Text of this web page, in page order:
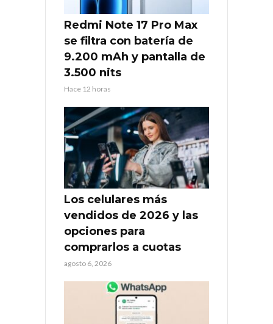
Redmi Note 17 Pro Max
se filtra con batería de
9.200 mAh y pantalla de
3.500 nits
Hace 12 horas
Los celulares más
vendidos de 2026 y las
opciones para
comprarlos a cuotas
agosto 6, 2026